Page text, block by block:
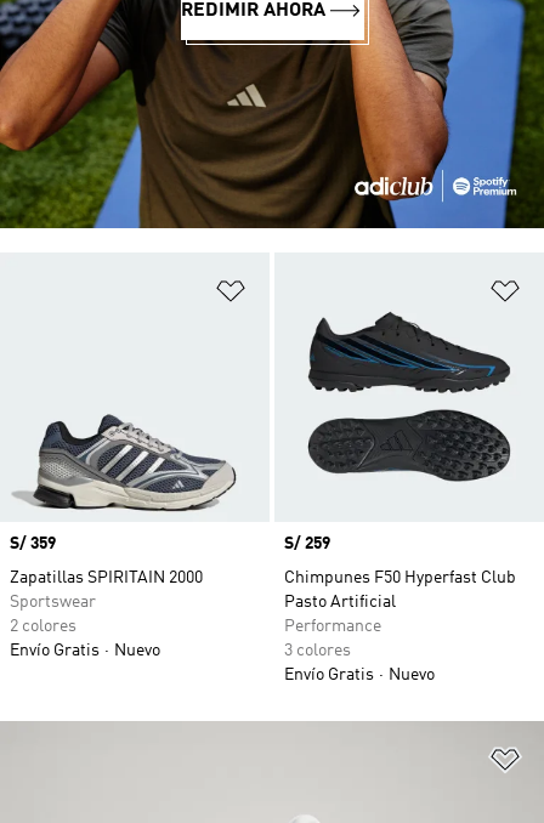
Precio
S/ 359
Zapatillas SPIRITAIN 2000
Sportswear
2 colores
Envío Gratis
Nuevo
Precio
S/ 259
Chimpunes F50 Hyperfast Club
Pasto Artificial
Performance
3 colores
Envío Gratis
Nuevo
REDIMIR AHORA